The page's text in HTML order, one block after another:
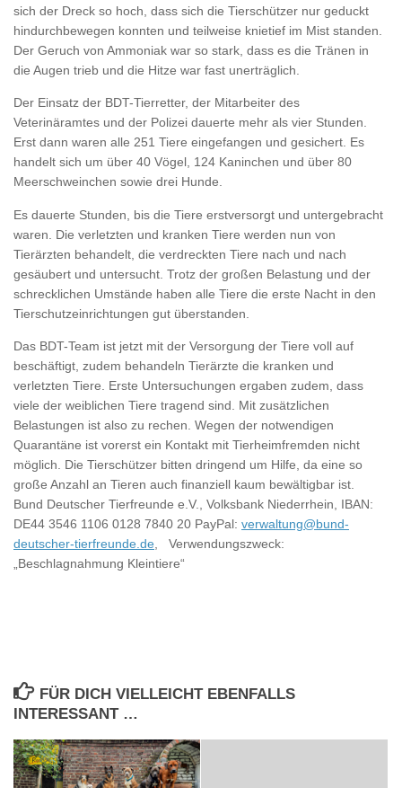
sich der Dreck so hoch, dass sich die Tierschützer nur geduckt
hindurchbewegen konnten und teilweise knietief im Mist standen.
Der Geruch von Ammoniak war so stark, dass es die Tränen in
die Augen trieb und die Hitze war fast unerträglich.
Der Einsatz der BDT-Tierretter, der Mitarbeiter des
Veterinäramtes und der Polizei dauerte mehr als vier Stunden.
Erst dann waren alle 251 Tiere eingefangen und gesichert. Es
handelt sich um über 40 Vögel, 124 Kaninchen und über 80
Meerschweinchen sowie drei Hunde.
Es dauerte Stunden, bis die Tiere erstversorgt und untergebracht
waren. Die verletzten und kranken Tiere werden nun von
Tierärzten behandelt, die verdreckten Tiere nach und nach
gesäubert und untersucht. Trotz der großen Belastung und der
schrecklichen Umstände haben alle Tiere die erste Nacht in den
Tierschutzeinrichtungen gut überstanden.
Das BDT-Team ist jetzt mit der Versorgung der Tiere voll auf
beschäftigt, zudem behandeln Tierärzte die kranken und
verletzten Tiere. Erste Untersuchungen ergaben zudem, dass
viele der weiblichen Tiere tragend sind. Mit zusätzlichen
Belastungen ist also zu rechen. Wegen der notwendigen
Quarantäne ist vorerst ein Kontakt mit Tierheimfremden nicht
möglich. Die Tierschützer bitten dringend um Hilfe, da eine so
große Anzahl an Tieren auch finanziell kaum bewältigbar ist.
Bund Deutscher Tierfreunde e.V., Volksbank Niederrhein, IBAN:
DE44 3546 1106 0128 7840 20 PayPal: verwaltung@bund-
deutscher-tierfreunde.de , Verwendungszweck:
„Beschlagnahmung Kleintiere“
FÜR DICH VIELLEICHT EBENFALLS
INTERESSANT …